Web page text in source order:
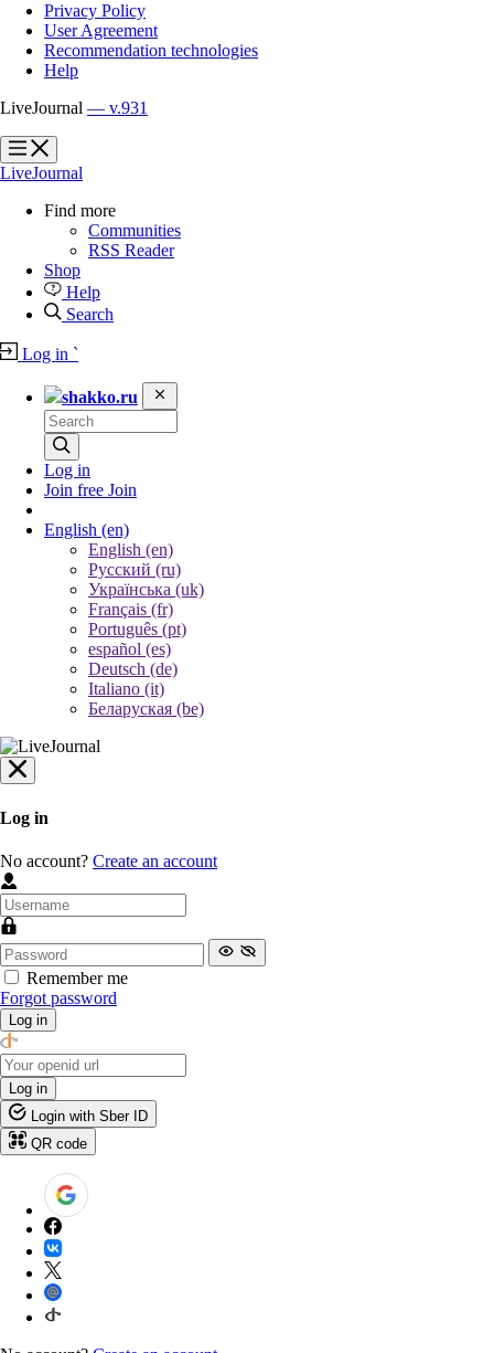
Privacy Policy
User Agreement
Recommendation technologies
Help
LiveJournal — v.931
?
?
LiveJournal
Find more
Communities
RSS Reader
Shop
Help
Search
Log in `
shakko.ru
Log in
Join free Join
English (en)
English (en)
Русский (ru)
Українська (uk)
Français (fr)
Português (pt)
español (es)
Deutsch (de)
Italiano (it)
Беларуская (be)
Log in
No account? Create an account
Remember me
Forgot password
Log in
Log in
Login with Sber ID
QR code